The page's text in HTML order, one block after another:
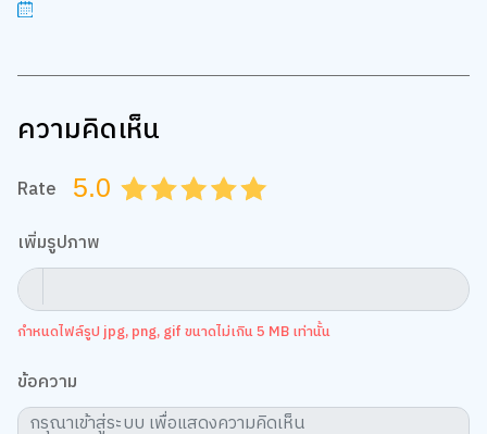
ความคิดเห็น
Rate 5.0 4.5
4.0
3.5
3.0
2.5
2.0
1.5
1.0
0.5
เพิ่มรูปภาพ
กำหนดไฟล์รูป jpg, png, gif ขนาดไม่เกิน 5 MB เท่านั้น
ข้อความ